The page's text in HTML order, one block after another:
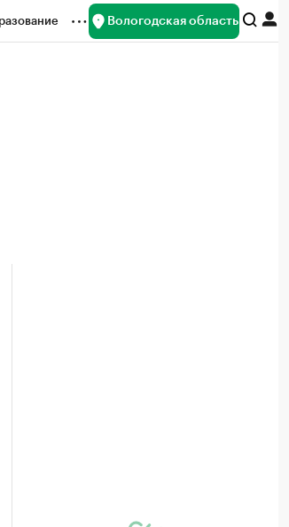
Вологодская область